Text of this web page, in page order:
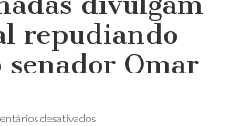
repudiando
senador Omar
desativadosem